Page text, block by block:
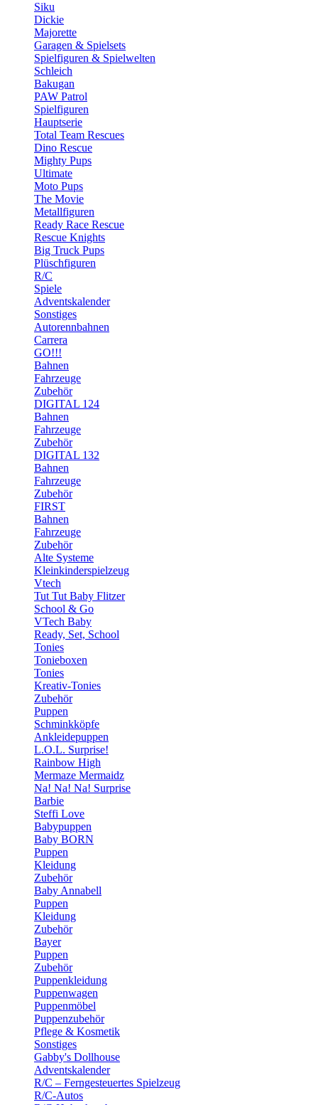
Siku
Dickie
Majorette
Garagen & Spielsets
Spielfiguren & Spielwelten
Schleich
Bakugan
PAW Patrol
Spielfiguren
Hauptserie
Total Team Rescues
Dino Rescue
Mighty Pups
Ultimate
Moto Pups
The Movie
Metallfiguren
Ready Race Rescue
Rescue Knights
Big Truck Pups
Plüschfiguren
R/C
Spiele
Adventskalender
Sonstiges
Autorennbahnen
Carrera
GO!!!
Bahnen
Fahrzeuge
Zubehör
DIGITAL 124
Bahnen
Fahrzeuge
Zubehör
DIGITAL 132
Bahnen
Fahrzeuge
Zubehör
FIRST
Bahnen
Fahrzeuge
Zubehör
Alte Systeme
Kleinkinderspielzeug
Vtech
Tut Tut Baby Flitzer
School & Go
VTech Baby
Ready, Set, School
Tonies
Tonieboxen
Tonies
Kreativ-Tonies
Zubehör
Puppen
Schminkköpfe
Ankleidepuppen
L.O.L. Surprise!
Rainbow High
Mermaze Mermaidz
Na! Na! Na! Surprise
Barbie
Steffi Love
Babypuppen
Baby BORN
Puppen
Kleidung
Zubehör
Baby Annabell
Puppen
Kleidung
Zubehör
Bayer
Puppen
Zubehör
Puppenkleidung
Puppenwagen
Puppenmöbel
Puppenzubehör
Pflege & Kosmetik
Sonstiges
Gabby's Dollhouse
Adventskalender
R/C – Ferngesteuertes Spielzeug
R/C-Autos